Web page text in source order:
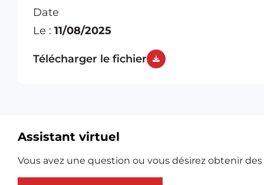
Date
Le : 11/08/2025
Télécharger le fichier
Ressources
supplémentaires
Assistant virtuel
Vous avez une question ou vous désirez obtenir